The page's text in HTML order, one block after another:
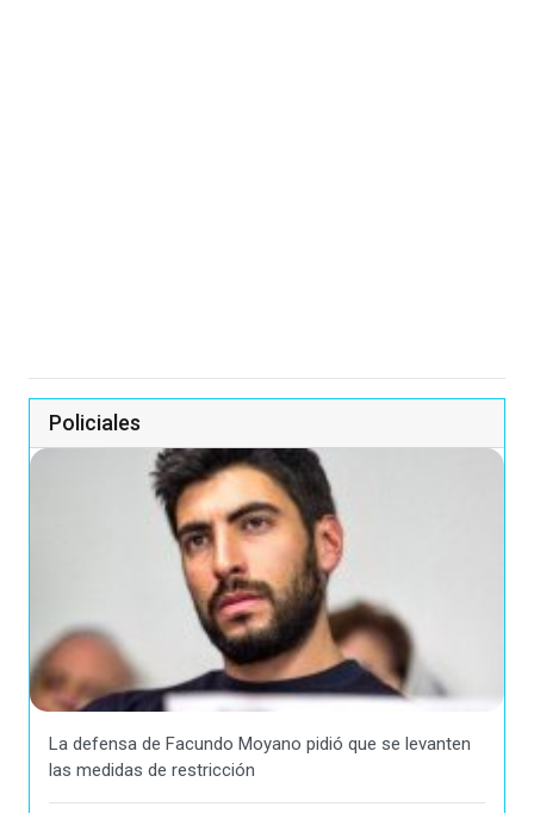
Policiales
La defensa de Facundo Moyano pidió que se levanten
las medidas de restricción